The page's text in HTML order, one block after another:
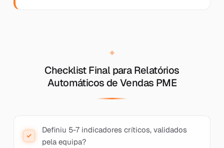
Checklist Final para Relatórios
Automáticos de Vendas PME
Definiu 5-7 indicadores críticos, validados
pela equipa?